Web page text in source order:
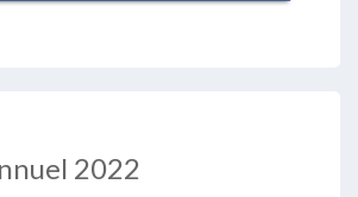
2022